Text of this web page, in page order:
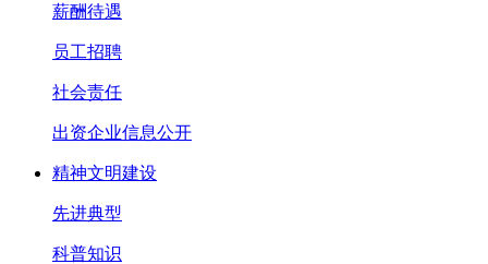
薪酬待遇
员工招聘
社会责任
出资企业信息公开
精神文明建设
先进典型
科普知识